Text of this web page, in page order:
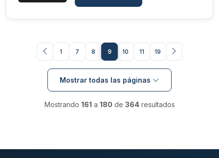
1 7 8 9 10 11 19
Mostrar todas las páginas
Mostrando 161 a 180 de 364resultados